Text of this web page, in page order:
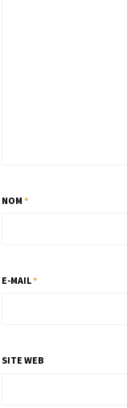
NOM *
E-MAIL*
SITE WEB